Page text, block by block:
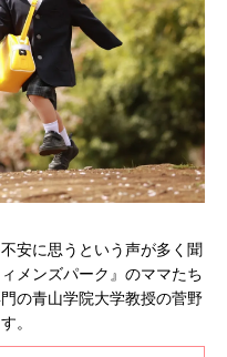
安に思うという声が多く聞
メンズパーク』のママたち
の青山学院大学教授の菅野
。